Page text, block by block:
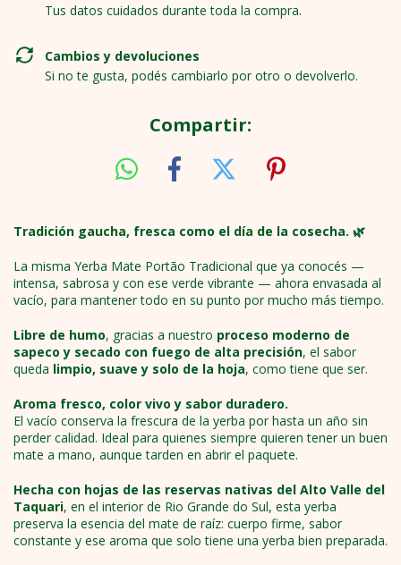
Tus datos cuidados durante toda la compra.
Cambios y devoluciones
Si no te gusta, podés cambiarlo por otro o devolverlo.
Compartir:
Tradición gaucha, fresca como el día de la cosecha. 🌿
La misma Yerba Mate Portão Tradicional que ya conocés —
intensa, sabrosa y con ese verde vibrante — ahora envasada al
vacío, para mantener todo en su punto por mucho más tiempo.
Libre de humo, gracias a nuestro proceso moderno de
sapeco y secado con fuego de alta precisión, el sabor
queda limpio, suave y solo de la hoja, como tiene que ser.
Aroma fresco, color vivo y sabor duradero.
El vacío conserva la frescura de la yerba por hasta un año sin
perder calidad. Ideal para quienes siempre quieren tener un buen
mate a mano, aunque tarden en abrir el paquete.
Hecha con hojas de las reservas nativas del Alto Valle del
Taquari, en el interior de Rio Grande do Sul, esta yerba
preserva la esencia del mate de raíz: cuerpo firme, sabor
constante y ese aroma que solo tiene una yerba bien preparada.